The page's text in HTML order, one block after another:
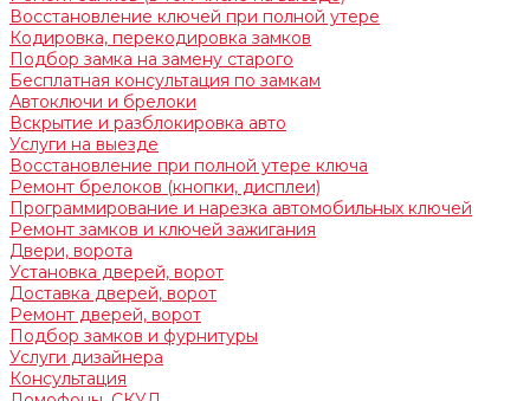
Восстановление ключей при полной утере
Кодировка, перекодировка замков
Подбор замка на замену старого
Бесплатная консультация по замкам
Автоключи и брелоки
Вскрытие и разблокировка авто
Услуги на выезде
Восстановление при полной утере ключа
Ремонт брелоков (кнопки, дисплеи)
Программирование и нарезка автомобильных ключей
Ремонт замков и ключей зажигания
Двери, ворота
Установка дверей, ворот
Доставка дверей, ворот
Ремонт дверей, ворот
Подбор замков и фурнитуры
Услуги дизайнера
Консультация